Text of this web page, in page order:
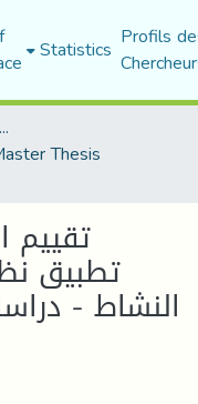
Statistics Profils
Faculty of Economic Sciences, Commerce and Management Sciences
Thesis
تقييم
تطبيق
النشاط -